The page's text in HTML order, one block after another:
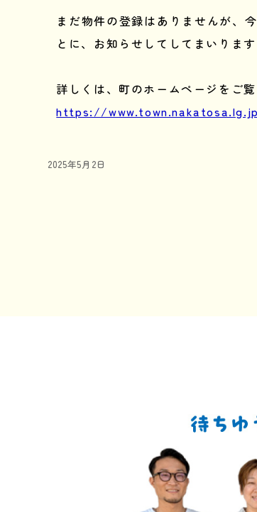
まだ物件の登録はありませんが、
とに、お知らせしてしてまいります
詳しくは、町のホームページをご
https://
投
2025年5月2日